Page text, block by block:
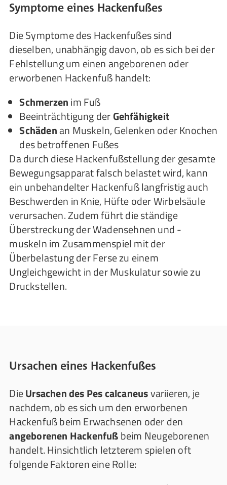
Symptome eines Hackenfußes
Die Symptome des Hackenfußes sind
dieselben, unabhängig davon, ob es sich bei der
Fehlstellung um einen angeborenen oder
erworbenen Hackenfuß handelt:
Schmerzenim Fuß
Beeinträchtigung derGehfähigkeit
Schädenan Muskeln, Gelenken oder Knochen
des betroffenen Fußes
Da durch diese Hackenfußstellung der gesamte
Bewegungsapparat falsch belastet wird, kann
ein unbehandelter Hackenfuß langfristig auch
Beschwerden in Knie, Hüfte oder Wirbelsäule
verursachen. Zudem führt die ständige
Überstreckung der Wadensehnen und -
muskeln im Zusammenspiel mit der
Überbelastung der Ferse zu einem
Ungleichgewicht in der Muskulatur sowie zu
Druckstellen.
Ursachen eines Hackenfußes
DieUrsachen des Pes calcaneusvariieren, je
nachdem, ob es sich um den erworbenen
Hackenfuß beim Erwachsenen oder den
angeborenen Hackenfußbeim Neugeborenen
handelt. Hinsichtlich letzterem spielen oft
folgende Faktoren eine Rolle: